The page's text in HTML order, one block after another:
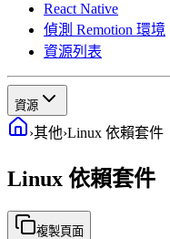
React Native
偵測 Remotion 環境
資源列表
資源
›其他›Linux 依賴套件
Linux 依賴套件
複製頁面